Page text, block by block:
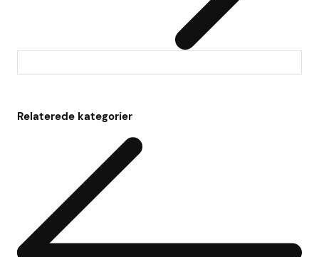
Relaterede kategorier